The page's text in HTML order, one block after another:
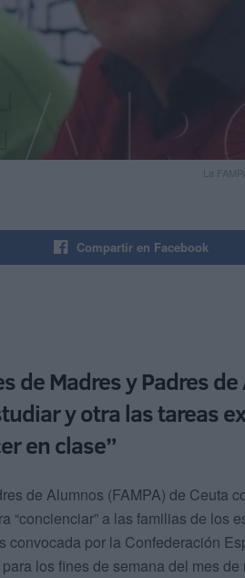
La
Compartir en Facebook
de Madres y Padres
y otra las tareas
en clase”
de Alumnos (FAMPA) de Ceuta
“concienciar” a las familias de los
convocada por la Confederación
los fines de semana del mes de